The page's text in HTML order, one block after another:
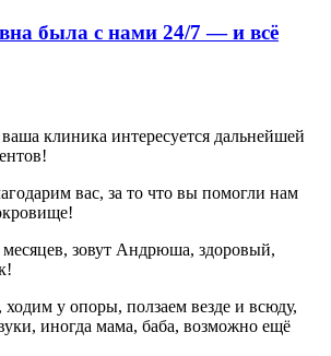
была с нами 24/7 — и всё
клиника интересуется дальнейшей
вас, за то что вы помогли нам
зовут Андрюша, здоровый,
ходим у опоры, ползаем везде и всюду,
иногда мама, баба, возможно ещё